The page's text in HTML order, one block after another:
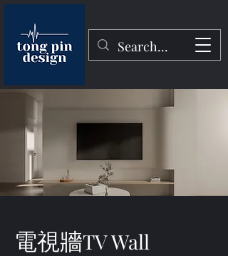
電視牆TV Wall